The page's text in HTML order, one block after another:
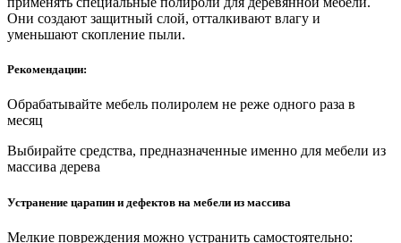
Они создают защитный слой, отталкивают влагу и
уменьшают скопление пыли.
Рекомендации:
Обрабатывайте мебель полиролем не реже одного раза в
месяц
Выбирайте средства, предназначенные именно для мебели из
массива дерева
Устранение царапин и дефектов на мебели из массива
Мелкие повреждения можно устранить самостоятельно: